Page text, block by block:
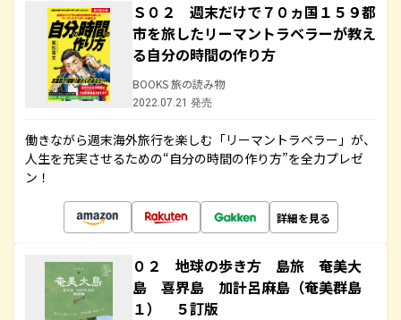
Ｓ０２ 週末だけで７０ヵ国１５９都
市を旅したリーマントラベラーが教え
る自分の時間の作り方
BOOKS 旅の読み物
2022.07.21 発売
働きながら週末海外旅行を楽しむ「リーマントラベラー」が、
人生を充実させるための“自分の時間の作り方”を全力プレゼ
ン！
詳細を見る
０２ 地球の歩き方 島旅 奄美大
島 喜界島 加計呂麻島（奄美群島
１） ５訂版